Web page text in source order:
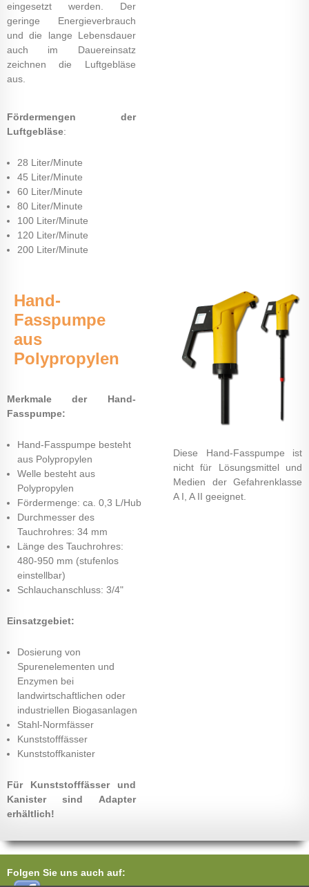
eingesetzt werden. Der
geringe Energieverbrauch
und die lange Lebensdauer
auch im Dauereinsatz
zeichnen die Luftgebläse
aus.
Fördermengen der
Luftgebläse:
28 Liter/Minute
45 Liter/Minute
60 Liter/Minute
80 Liter/Minute
100 Liter/Minute
120 Liter/Minute
200 Liter/Minute
Hand-
Fasspumpe
aus
Polypropylen
Merkmale der Hand-
Fasspumpe:
Hand-Fasspumpe besteht
aus Polypropylen
Welle besteht aus
Polypropylen
Fördermenge: ca. 0,3 L/Hub
Durchmesser des
Tauchrohres: 34 mm
Länge des Tauchrohres:
480-950 mm (stufenlos
einstellbar)
Schlauchanschluss: 3/4"
Einsatzgebiet:
Dosierung von
Spurenelementen und
Enzymen bei
landwirtschaftlichen oder
industriellen Biogasanlagen
Stahl-Normfässer
Kunststofffässer
Kunststoffkanister
Für Kunststofffässer und
Kanister sind Adapter
erhältlich!
Diese Hand-Fasspumpe ist
nicht für Lösungsmittel und
Medien der Gefahrenklasse
A I, A II geeignet.
Folgen Sie uns auch auf: